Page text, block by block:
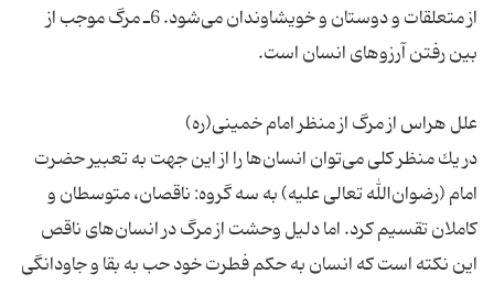
‌از متعلقات‌ و دوستان‌ و خویشاوندان‌ می‌شود. 6ـ مرگ موجب از
در یك‌ منظر كلی‌ می‌توان ‌انسان‌ها را از این‌ جهت‌ به‌ تعبیر حضرت‌
امام‌ (رضوان‌الله‌ تعالی‌ علیه‌) به‌ سه‌ گروه‌: ناقصان‌، متوسطان‌ و
كاملان‌ تقسیم‌ كرد. اما دلیل‌ وحشت‌ از مرگ‌ در انسان‌های‌ ناقص‌
این‌ نكته است‌ كه‌ انسان‌ به ‌حكم‌ فطرت‌ خود حب‌ به‌ بقا و جاودانگی‌